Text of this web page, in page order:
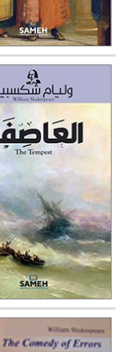
صابون
أطفال
مناسبات
فيديوهات
أسئلة
يتكرر
خدمات
نيل
وفرات
انشر
كتابك
تواصل
معنا
عربة
التسوق
الإصدارات